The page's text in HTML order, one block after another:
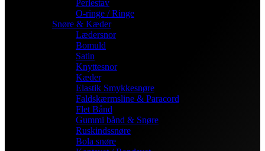
Perlestav
O-ringe / Ringe
Snøre & Kæder
Lædersnor
Bomuld
Satin
Knyttesnor
Kæder
Elastik Smykkesnøre
Faldskærmsline & Paracord
Flet Bånd
Gummi bånd & Snøre
Ruskindssnøre
Bola snøre